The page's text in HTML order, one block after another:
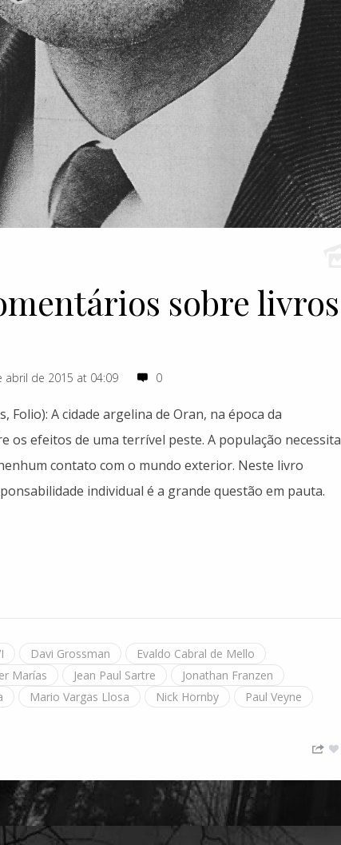
sobre livros
abril de 2015 at 04:09 0
Folio): A cidade argelina de Oran, na época da
os efeitos de uma terrível peste. A população necessita
contato com o mundo exterior. Neste livro
individual é a grande questão em pauta.
Davi Grossman
Evaldo Cabral de Mello
Marías Jean Paul Sartre
Jonathan Franzen
Mario Vargas Llosa Nick Hornby
Paul Veyne